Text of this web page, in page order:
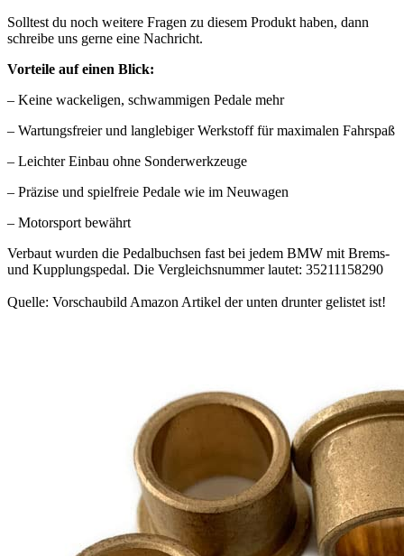
Solltest du noch weitere Fragen zu diesem Produkt haben, dann
schreibe uns gerne eine Nachricht.
Vorteile auf einen Blick:
– Keine wackeligen, schwammigen Pedale mehr
– Wartungsfreier und langlebiger Werkstoff für maximalen Fahrspaß
– Leichter Einbau ohne Sonderwerkzeuge
– Präzise und spielfreie Pedale wie im Neuwagen
– Motorsport bewährt
Verbaut wurden die Pedalbuchsen fast bei jedem BMW mit Brems-
und Kupplungspedal. Die Vergleichsnummer lautet: 35211158290
Quelle: Vorschaubild Amazon Artikel der unten drunter gelistet ist!